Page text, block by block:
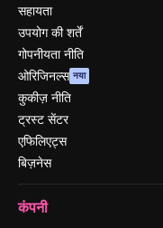
सहायता
उपयोग की शर्तें
गोपनीयता नीति
ओरिजिनल्स नया
कुकीज़ नीति
ट्रस्ट सेंटर
एफिलिएट्स
बिज़नेस
कंपनी